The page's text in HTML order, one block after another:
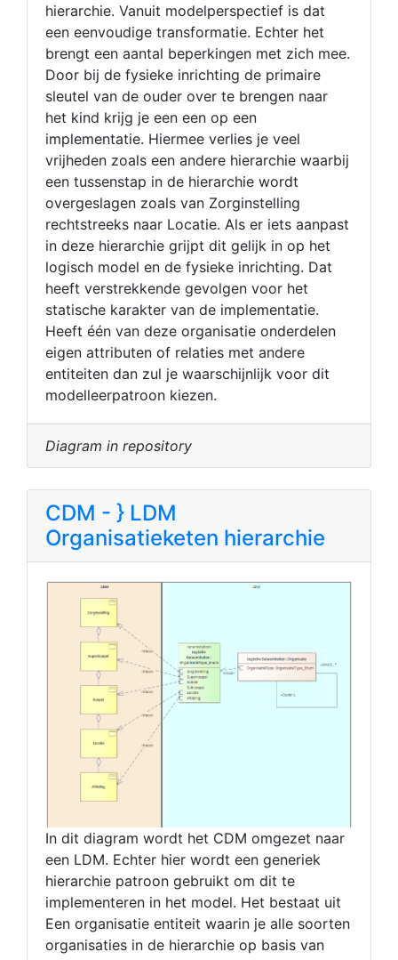
hierarchie. Vanuit modelperspectief is dat
een eenvoudige transformatie. Echter het
brengt een aantal beperkingen met zich mee.
Door bij de fysieke inrichting de primaire
sleutel van de ouder over te brengen naar
het kind krijg je een een op een
implementatie. Hiermee verlies je veel
vrijheden zoals een andere hierarchie waarbij
een tussenstap in de hierarchie wordt
overgeslagen zoals van Zorginstelling
rechtstreeks naar Locatie. Als er iets aanpast
in deze hierarchie grijpt dit gelijk in op het
logisch model en de fysieke inrichting. Dat
heeft verstrekkende gevolgen voor het
statische karakter van de implementatie.
Heeft één van deze organisatie onderdelen
eigen attributen of relaties met andere
entiteiten dan zul je waarschijnlijk voor dit
modelleerpatroon kiezen.
Diagram in repository
CDM - } LDM
Organisatieketen hierarchie
In dit diagram wordt het CDM omgezet naar
een LDM. Echter hier wordt een generiek
hierarchie patroon gebruikt om dit te
implementeren in het model. Het bestaat uit
Een organisatie entiteit waarin je alle soorten
organisaties in de hierarchie op basis van